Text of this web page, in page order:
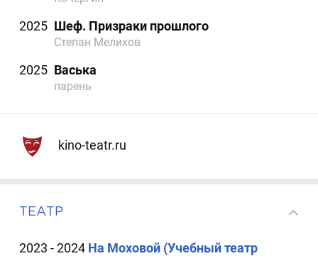
2025 Шеф. Призраки прошлого
Степан Мелихов
2025 Васька
парень
kino-teatr.ru
ТЕАТР
2023 - 2024 На Моховой (Учебный театр